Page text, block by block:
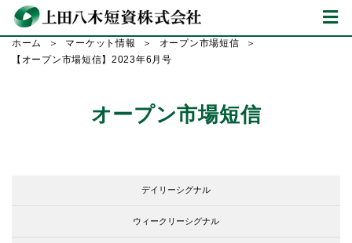
ホーム マーケット情報
オープン市場短信
【オープン市場短信】2023年6月号
オープン市場短信
デイリーシグナル
ウィークリーシグナル